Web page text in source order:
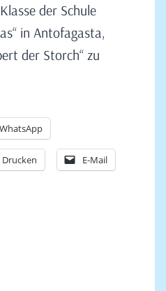
der Schule
in Antofagasta,
der Storch“ zu
WhatsApp
Drucken E-Mail